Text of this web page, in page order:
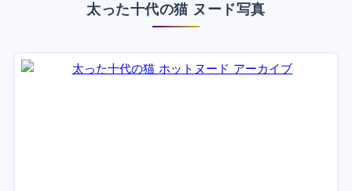
太った十代の猫 ヌード写真